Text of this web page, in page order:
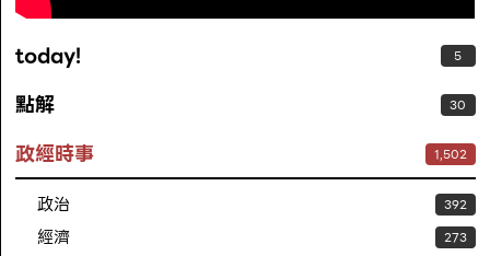
today! 5
點解 30
政經時事 1,502
政治 392
經濟 273